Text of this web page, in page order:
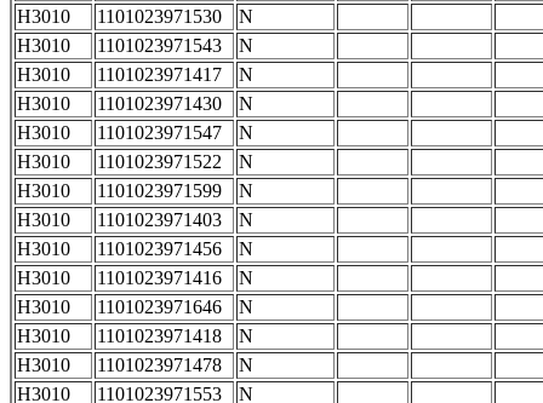
H3010
1101023971530
N
H3010
1101023971543
N
H3010
1101023971417
N
H3010
1101023971430
N
H3010
1101023971547
N
H3010
1101023971522
N
H3010
1101023971599
N
H3010
1101023971403
N
H3010
1101023971456
N
H3010
1101023971416
N
H3010
1101023971646
N
H3010
1101023971418
N
H3010
1101023971478
N
H3010
1101023971553
N